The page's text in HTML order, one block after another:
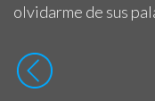
olvidarme de sus